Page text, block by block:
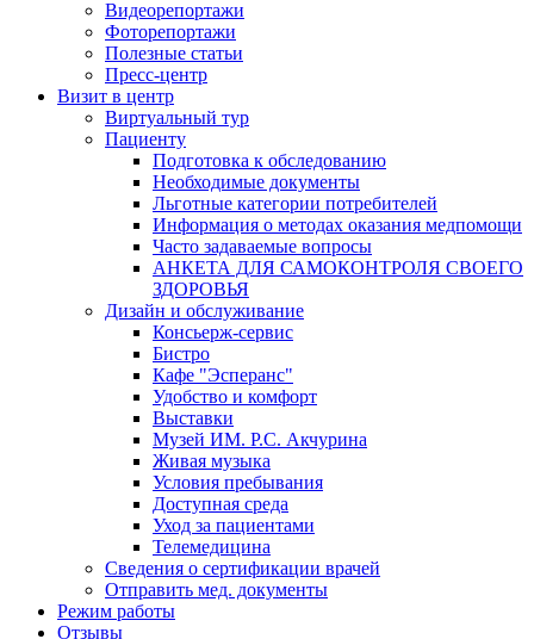
Видеорепортажи
Фоторепортажи
Полезные статьи
Пресс-центр
Визит в центр
Виртуальный тур
Пациенту
Подготовка к обследованию
Необходимые документы
Льготные категории потребителей
Информация о методах оказания медпомощи
Часто задаваемые вопросы
АНКЕТА ДЛЯ САМОКОНТРОЛЯ СВОЕГО
ЗДОРОВЬЯ
Дизайн и обслуживание
Консьерж-сервис
Бистро
Кафе "Эсперанс"
Удобство и комфорт
Выставки
Музей ИМ. Р.С. Акчурина
Живая музыка
Условия пребывания
Доступная среда
Уход за пациентами
Телемедицина
Сведения о сертификации врачей
Отправить мед. документы
Режим работы
Отзывы